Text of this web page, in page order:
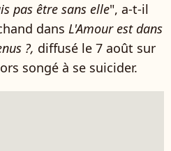
pas être sans elle", a-t-il
dans L'Amour est dans
?, diffusé le 7 août sur
songé à se suicider.